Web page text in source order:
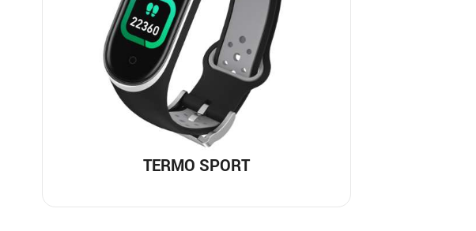
TERMO SPORT